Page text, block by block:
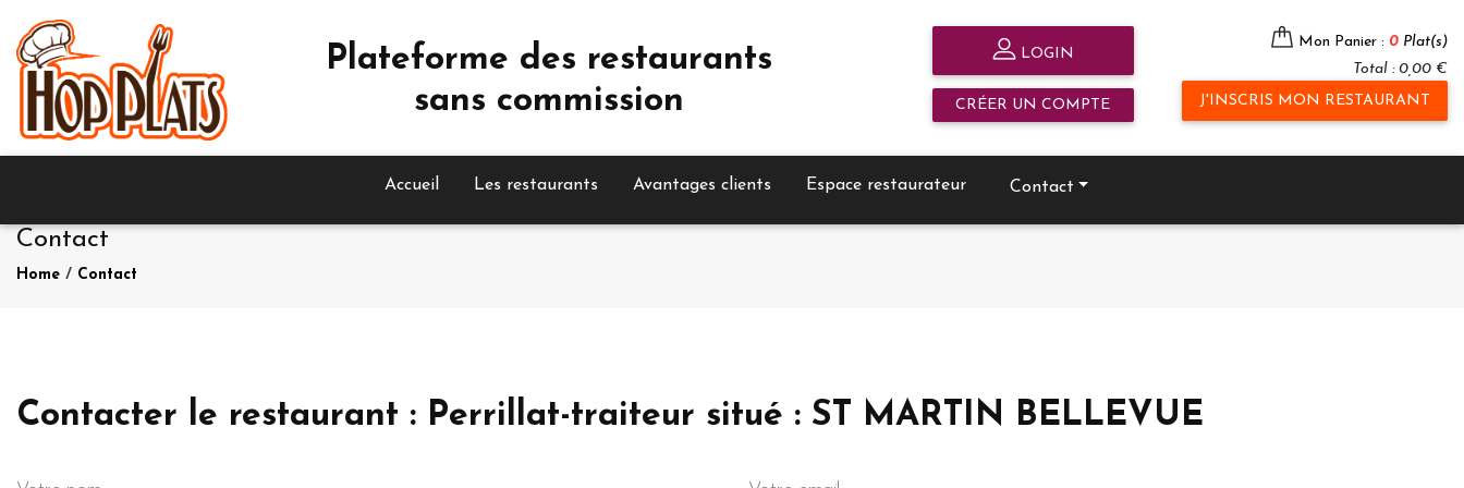
Plateforme des restaurants
sans commission
LOGIN
CRÉER UN COMPTE
Mon Panier : 0 Plat(s)
Total : 0,00 €
J'INSCRIS MON RESTAURANT
Accueil Les restaurants Avantages clients Espace restaurateur Contact
Contact
Home / Contact
Contacter le restaurant : Perrillat-traiteur situé : ST MARTIN BELLEVUE